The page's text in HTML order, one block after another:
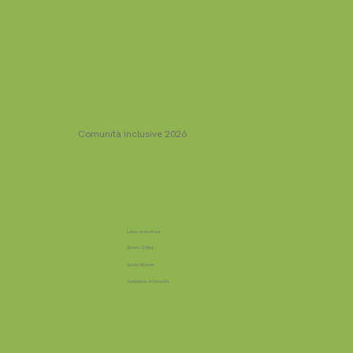
Comunità inclusive 2026
Lavoro in strutture
Durata 12 Mesi
Salute Mentale
Animazione di Comunità